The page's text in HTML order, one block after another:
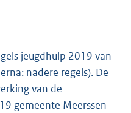
jeugdhulp 2019 van
nadere regels). De
van de
gemeente Meerssen